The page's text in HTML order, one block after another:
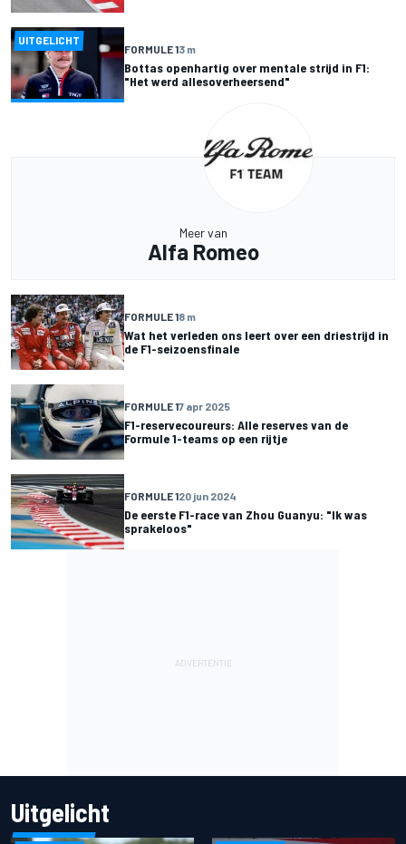
UITGELICHT
FORMULE 13 m
Bottas openhartig over mentale strijd in F1:
"Het werd allesoverheersend"
Meer van
Alfa Romeo
FORMULE 18 m
Wat het verleden ons leert over een driestrijd in
de F1-seizoensfinale
FORMULE 17 apr 2025
F1-reservecoureurs: Alle reserves van de
Formule 1-teams op een rijtje
FORMULE 120 jun 2024
De eerste F1-race van Zhou Guanyu: "Ik was
sprakeloos"
Uitgelicht